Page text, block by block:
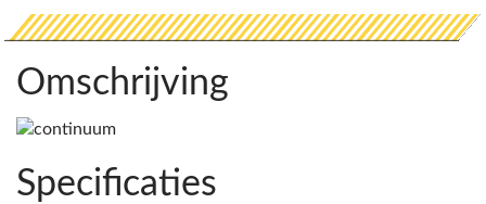
Omschrijving
Specificaties